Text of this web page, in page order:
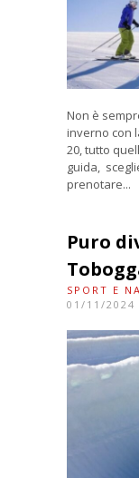
Non è
inverno con
20, tutto
guida,
prenotare...
Puro
SPORT E
01/11/2024